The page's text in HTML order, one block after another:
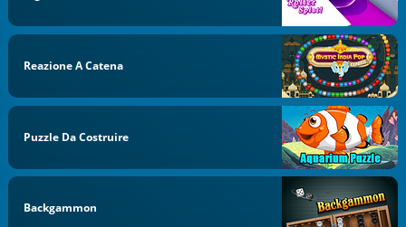
Reazione A Catena
Puzzle Da Costruire
Backgammon